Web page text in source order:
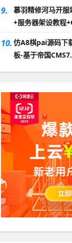
9.
慕羽精修河马开服
+服务器架设教程
10. 仿A8棋pai源码下
板-基于帝国